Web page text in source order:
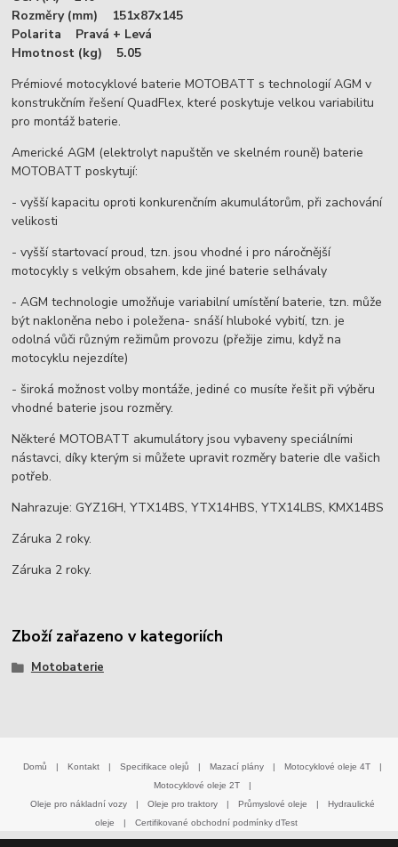
Rozměry (mm) 151x87x145
Polarita Pravá + Levá
Hmotnost (kg) 5.05
Prémiové motocyklové baterie MOTOBATT s technologií AGM v
konstrukčním řešení QuadFlex, které poskytuje velkou variabilitu
pro montáž baterie.
Americké AGM (elektrolyt napuštěn ve skelném rouně) baterie
MOTOBATT poskytují:
- vyšší kapacitu oproti konkurenčním akumulátorům, při zachování
velikosti
- vyšší startovací proud, tzn. jsou vhodné i pro náročnější
motocykly s velkým obsahem, kde jiné baterie selhávaly
- AGM technologie umožňuje variabilní umístění baterie, tzn. může
být nakloněna nebo i poležena- snáší hluboké vybití, tzn. je
odolná vůči různým režimům provozu (přežije zimu, když na
motocyklu nejezdíte)
- široká možnost volby montáže, jediné co musíte řešit při výběru
vhodné baterie jsou rozměry.
Některé MOTOBATT akumulátory jsou vybaveny speciálními
nástavci, díky kterým si můžete upravit rozměry baterie dle vašich
potřeb.
Nahrazuje: GYZ16H, YTX14BS, YTX14HBS, YTX14LBS, KMX14BS
Záruka 2 roky.
Záruka 2 roky.
Zboží zařazeno v kategoriích
Motobaterie
Domů | Kontakt | Specifikace olejů | Mazací plány | Motocyklové oleje 4T
|
Motocyklové oleje 2T
|
Oleje pro nákladní vozy
| Oleje pro traktory | Průmyslové oleje |
Hydraulické
oleje
| Certifikované obchodní podmínky dTest